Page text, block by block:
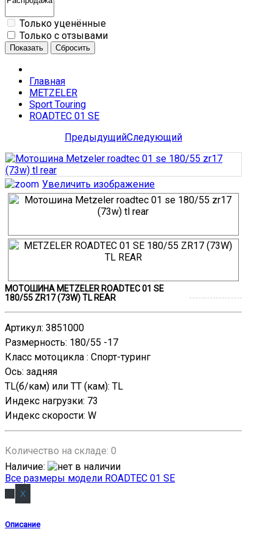
Только уценённые
Только с отзывами
Показать Сбросить
Главная
METZELER
Sport Touring
ROADTEC 01 SE
ПредыдущийСледующий
Увеличить изображение
МОТОШИНА METZELER ROADTEC 01 SE
180/55 ZR17 (73W) TL REAR
Артикул: 3851000
Размерность: 180/55 -17
Класс мотоцикла : Спорт-туринг
Ось: задняя
TL(б/кам) или TT (кам): TL
Индекс нагрузки: 73
Индекс скорости: W
Количество на складе: 0
Наличие:
Все размеры модели ROADTEC 01 SE
Описание